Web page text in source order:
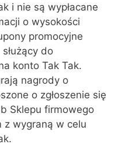
i nie są wypłacane
o wysokości
promocyjne
do
konto Tak Tak.
nagrody o
o zgłoszenie się
Sklepu firmowego
z wygraną w celu